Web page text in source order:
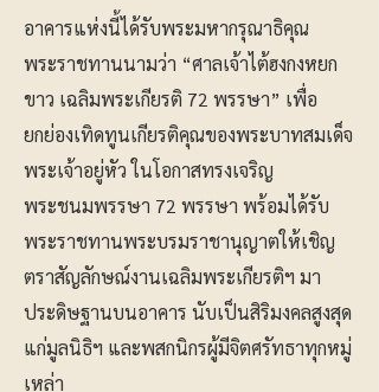
อาคารแห่งนี้ได้รับพระมหากรุณาธิคุณ
พระราชทานนามว่า “ศาลเจ้าไต้ฮงกงหยก
ขาว เฉลิมพระเกียรติ 72 พรรษา” เพื่อ
ยกย่องเทิดทูนเกียรติคุณของพระบาทสมเด็จ
พระเจ้าอยู่หัว ในโอกาสทรงเจริญ
พระชนมพรรษา 72 พรรษา พร้อมได้รับ
พระราชทานพระบรมราชานุญาตให้เชิญ
ตราสัญลักษณ์งานเฉลิมพระเกียรติฯ มา
ประดิษฐานบนอาคาร นับเป็นสิริมงคลสูงสุด
แก่มูลนิธิฯ และพสกนิกรผู้มีจิตศรัทธาทุกหมู่
เหล่า